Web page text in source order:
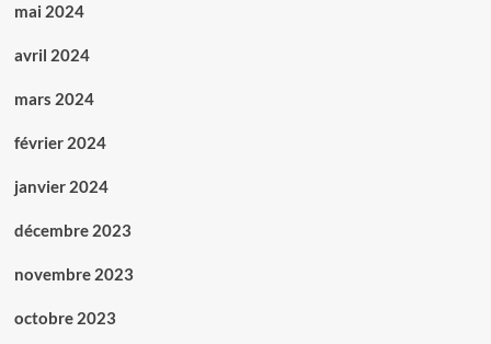
mai 2024
avril 2024
mars 2024
février 2024
janvier 2024
décembre 2023
novembre 2023
octobre 2023